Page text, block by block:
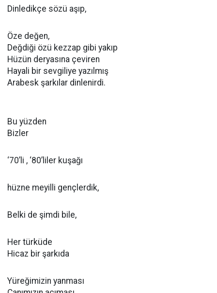
Dinledikçe sözü aşıp,
Öze değen,
Değdiği özü kezzap gibi yakıp
Hüzün deryasına çeviren
Hayali bir sevgiliye yazılmış
Arabesk şarkılar dinlenirdi.
Bu yüzden
Bizler
‘70’li , ‘80’liler kuşağı
hüzne meyilli gençlerdik,
Belki de şimdi bile,
Her türküde
Hicaz bir şarkıda
Yüreğimizin yanması